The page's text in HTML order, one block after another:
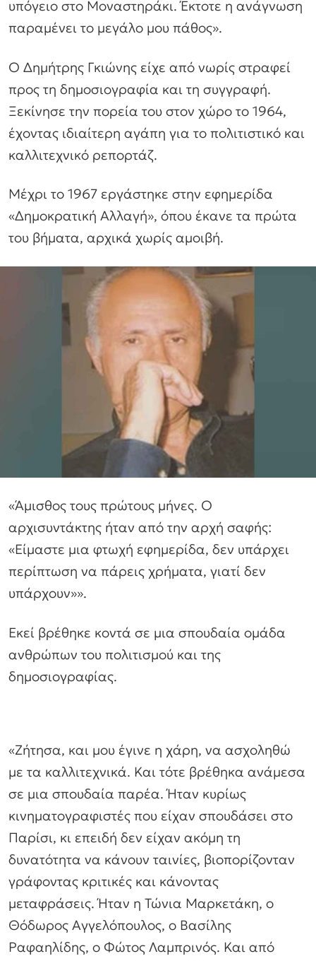
υπόγειο στο Μοναστηράκι. Έκτοτε η ανάγνωση
παραμένει το μεγάλο μου πάθος».
Ο Δημήτρης Γκιώνης είχε από νωρίς στραφεί
προς τη δημοσιογραφία και τη συγγραφή.
Ξεκίνησε την πορεία του στον χώρο το 1964,
έχοντας ιδιαίτερη αγάπη για το πολιτιστικό και
καλλιτεχνικό ρεπορτάζ.
Μέχρι το 1967 εργάστηκε στην εφημερίδα
«Δημοκρατική Αλλαγή», όπου έκανε τα πρώτα
του βήματα, αρχικά χωρίς αμοιβή.
«Άμισθος τους πρώτους μήνες. Ο
αρχισυντάκτης ήταν από την αρχή σαφής:
«Είμαστε μια φτωχή εφημερίδα, δεν υπάρχει
περίπτωση να πάρεις χρήματα, γιατί δεν
υπάρχουν»».
Εκεί βρέθηκε κοντά σε μια σπουδαία ομάδα
ανθρώπων του πολιτισμού και της
δημοσιογραφίας.
«Ζήτησα, και μου έγινε η χάρη, να ασχοληθώ
με τα καλλιτεχνικά. Και τότε βρέθηκα ανάμεσα
σε μια σπουδαία παρέα. Ήταν κυρίως
κινηματογραφιστές που είχαν σπουδάσει στο
Παρίσι, κι επειδή δεν είχαν ακόμη τη
δυνατότητα να κάνουν ταινίες, βιοπορίζονταν
γράφοντας κριτικές και κάνοντας
μεταφράσεις. Ήταν η Τώνια Μαρκετάκη, ο
Θόδωρος Αγγελόπουλος, ο Βασίλης
Ραφαηλίδης, ο Φώτος Λαμπρινός. Και από